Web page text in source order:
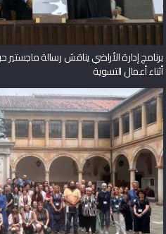
برنامج إدارة الأراضي يناقش رسالة ماجستير
أثناء أعمال التسوية